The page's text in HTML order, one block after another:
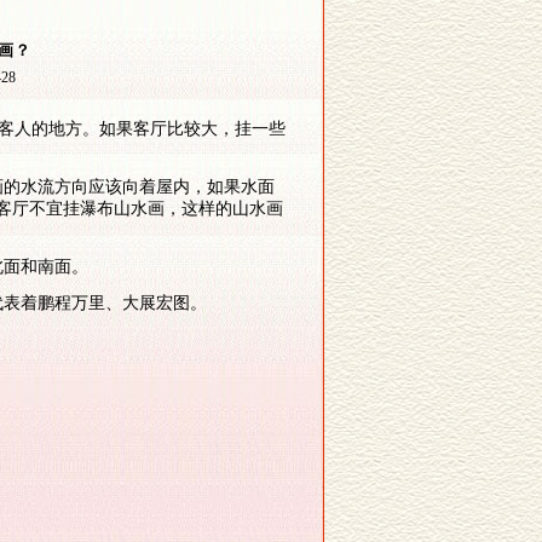
？
的地方。如果客厅比较大，挂一些
水流方向应该向着屋内，如果水面
厅不宜挂瀑布山水画，这样的山水画
和南面。
着鹏程万里、大展宏图。